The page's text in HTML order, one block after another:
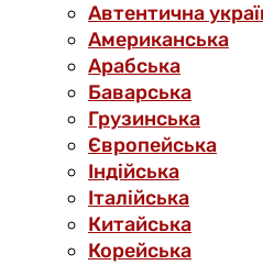
Автентична
Американська
Арабська
Баварська
Грузинська
Європейська
Індійська
Італійська
Китайська
Корейська